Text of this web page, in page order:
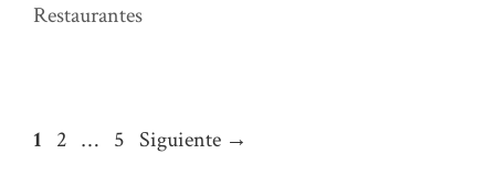
Restaurantes
Página
1 Página
2 … Página
5 Siguiente →